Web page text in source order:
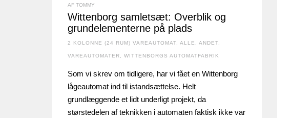
AF TOMMY
Wittenborg samletsæt: Overblik og
grundelementerne på plads
2 KOLONNE (24 RUM) VAREAUTOMAT, ALLE , ANDET,
VAREAUTOMATER, WITTENBORGS AUTOMATFABRIK
Som vi skrev om tidligere, har vi fået en Wittenborg
lågeautomat ind til istandsættelse. Helt
grundlæggende et lidt underligt projekt, da
størstedelen af teknikken i automaten faktisk ikke var